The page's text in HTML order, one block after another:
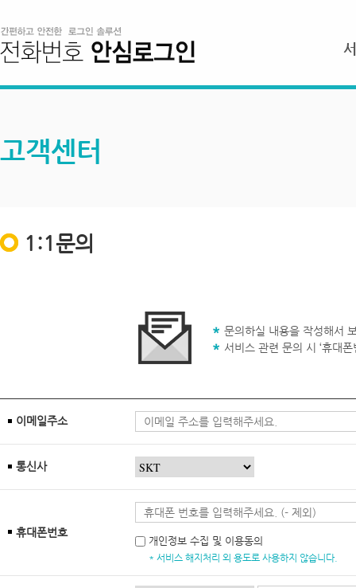
고객센터
1:1문의
문의하실 내용을 작성해서
서비스 관련 문의 시 ‘휴대
이메일주소
통신사
휴대폰번호
개인정보 수집 및 이용동의
* 서비스 해지처리 외 용도로 사용하지 않습니다.